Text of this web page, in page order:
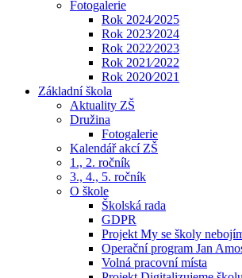
Fotogalerie
Rok 2024⁄2025
Rok 2023⁄2024
Rok 2022⁄2023
Rok 2021⁄2022
Rok 2020⁄2021
Základní škola
Aktuality ZŠ
Družina
Fotogalerie
Kalendář akcí ZŠ
1., 2. ročník
3., 4., 5. ročník
O škole
Školská rada
GDPR
Projekt My se školy
Operační program Jan
Volná pracovní místa